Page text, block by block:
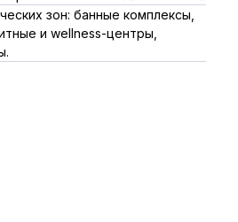
зон: банные комплексы,
и wellness-центры,